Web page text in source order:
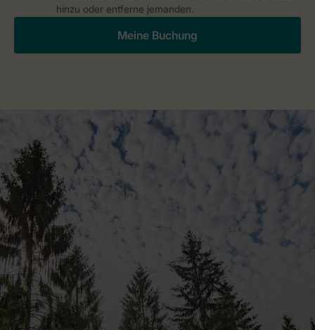
hinzu oder entferne jemanden.
Meine Buchung